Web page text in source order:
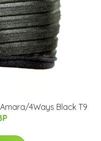
4Ways Black T9